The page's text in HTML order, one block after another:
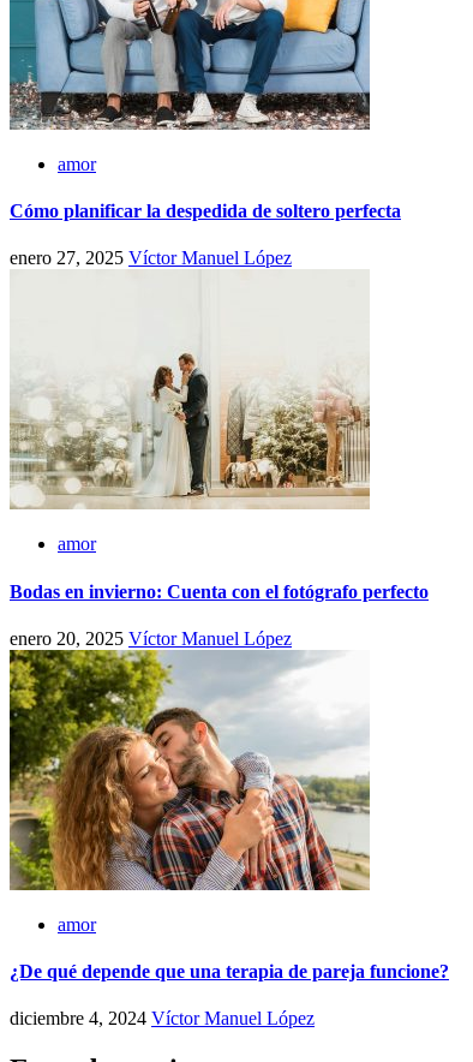
amor
Cómo planificar la despedida de soltero perfecta
enero 27, 2025 Víctor Manuel López
amor
Bodas en invierno: Cuenta con el fotógrafo perfecto
enero 20, 2025 Víctor Manuel López
amor
¿De qué depende que una terapia de pareja funcione?
diciembre 4, 2024 Víctor Manuel López